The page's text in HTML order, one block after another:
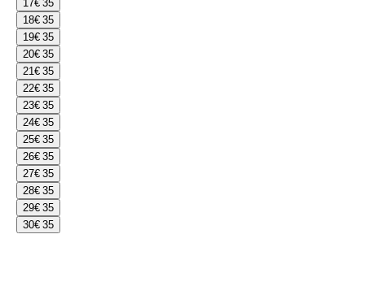
17€ 35
18€ 35
19€ 35
20€ 35
21€ 35
22€ 35
23€ 35
24€ 35
25€ 35
26€ 35
27€ 35
28€ 35
29€ 35
30€ 35